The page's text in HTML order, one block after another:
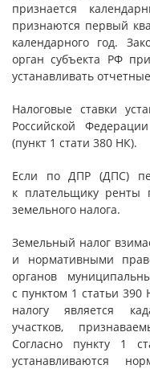
признается
признаются первый
календарного год.
орган субъекта РФ
устанавливать
Налоговые ставки
Российской
(пункт 1 стати 380 НК).
Если по ДПР (ДПС)
к плательщику ренты
земельного налога.
Земельный налог
и нор­ма­тив­ными
органов
с пунктом 1 статьи
налогу является
участков,
Согласно пункту 1
устанавливаются